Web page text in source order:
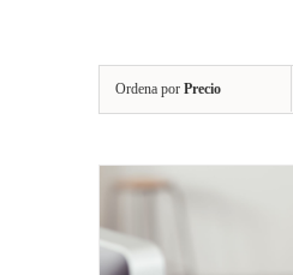
Ordena por Precio